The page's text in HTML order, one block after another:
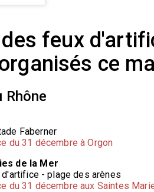
feux
ce
Rhône
Faberner
du 31 décembre à Orgon
de la Mer
d'artifice - plage des arènes
du 31 décembre aux Saintes